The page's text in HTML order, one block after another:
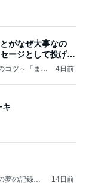
がなぜ大事なの
ージとして投げる
ツ～「まと
4日前
キ
夢の記録
14日前